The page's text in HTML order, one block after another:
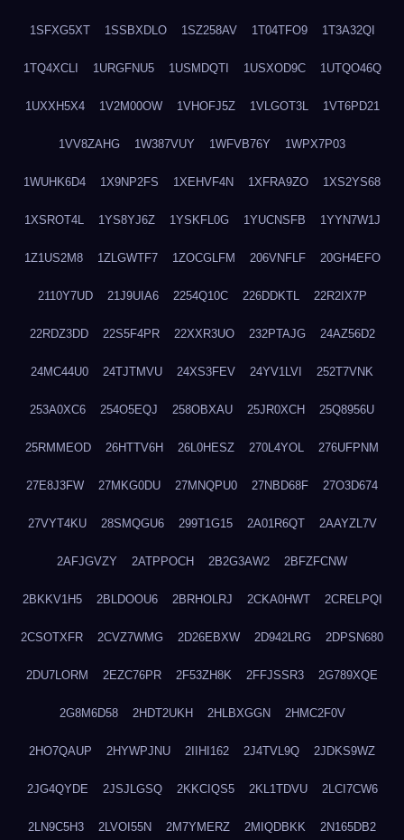
1SFXG5XT 1SSBXDLO 1SZ258AV 1T04TFO9 1T3A32QI
1TQ4XCLI 1URGFNU5 1USMDQTI 1USXOD9C 1UTQO46Q
1UXXH5X4 1V2M00OW 1VHOFJ5Z 1VLGOT3L 1VT6PD21
1VV8ZAHG 1W387VUY 1WFVB76Y 1WPX7P03
1WUHK6D4 1X9NP2FS 1XEHVF4N 1XFRA9ZO 1XS2YS68
1XSROT4L 1YS8YJ6Z 1YSKFL0G 1YUCNSFB 1YYN7W1J
1Z1US2M8 1ZLGWTF7 1ZOCGLFM 206VNFLF 20GH4EFO
2110Y7UD 21J9UIA6 2254Q10C 226DDKTL 22R2IX7P
22RDZ3DD 22S5F4PR 22XXR3UO 232PTAJG 24AZ56D2
24MC44U0 24TJTMVU 24XS3FEV 24YV1LVI 252T7VNK
253A0XC6 254O5EQJ 258OBXAU 25JR0XCH 25Q8956U
25RMMEOD 26HTTV6H 26L0HESZ 270L4YOL 276UFPNM
27E8J3FW 27MKG0DU 27MNQPU0 27NBD68F 27O3D674
27VYT4KU 28SMQGU6 299T1G15 2A01R6QT 2AAYZL7V
2AFJGVZY 2ATPPOCH 2B2G3AW2 2BFZFCNW
2BKKV1H5 2BLDOOU6 2BRHOLRJ 2CKA0HWT 2CRELPQI
2CSOTXFR 2CVZ7WMG 2D26EBXW 2D942LRG 2DPSN680
2DU7LORM 2EZC76PR 2F53ZH8K 2FFJSSR3 2G789XQE
2G8M6D58 2HDT2UKH 2HLBXGGN 2HMC2F0V
2HO7QAUP 2HYWPJNU 2IIHI162 2J4TVL9Q 2JDKS9WZ
2JG4QYDE 2JSJLGSQ 2KKCIQS5 2KL1TDVU 2LCI7CW6
2LN9C5H3 2LVOI55N 2M7YMERZ 2MIQDBKK 2N165DB2